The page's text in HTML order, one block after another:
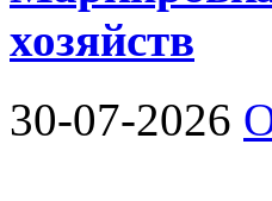
хозяйств
30-07-2026